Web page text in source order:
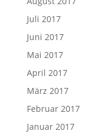
Juli 2017
Juni 2017
Mai 2017
April 2017
März 2017
Februar 2017
Januar 2017